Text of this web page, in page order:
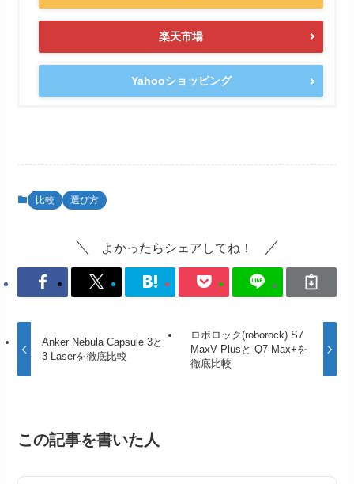
楽天市場
Yahooショッピング
比較 選び方
よかったらシェアしてね！
Anker Nebula Capsule 3と
3 Laserを徹底比較
ロボロック(roborock) S7
MaxV Plusと Q7 Max+を
徹底比較
この記事を書いた人